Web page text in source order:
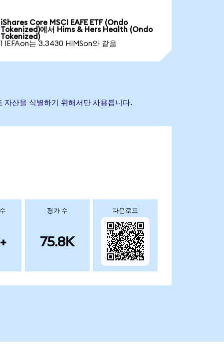
iShares Core MSCI EAFE ETF (Ondo
Tokenized)에서 Hims & Hers Health (Ondo
Tokenized)
1 IEFAon는 3.3430 HIMSon와 같음
산을 식별하기 위해서만 사용됩니다.
평가 수
75.8K
다운로드